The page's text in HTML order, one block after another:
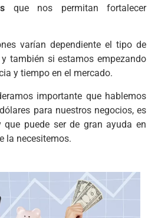
que nos permitan fortalecer
varían dependiente el tipo de
también si estamos empezando
y tiempo en el mercado.
importante que hablemos
para nuestros negocios, es
puede ser de gran ayuda en
la necesitemos.